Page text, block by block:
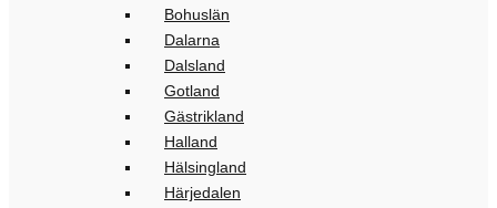
Bohuslän
Dalarna
Dalsland
Gotland
Gästrikland
Halland
Hälsingland
Härjedalen